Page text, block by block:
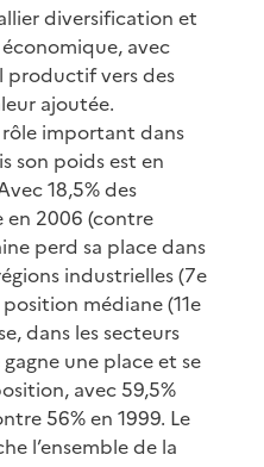
diversification et
avec
productif vers des
ajoutée.
rôle important dans
son poids est en
18,5% des
en 2006 (contre
perd sa place dans
industrielles (7e
médiane (11e
dans les secteurs
une place et se
avec 59,5%
56% en 1999. Le
l’ensemble de la